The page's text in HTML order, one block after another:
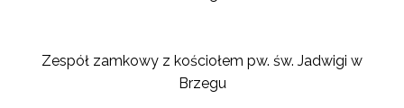
Zespół zamkowy z kościołem pw. św. Jadwigi w
Brzegu